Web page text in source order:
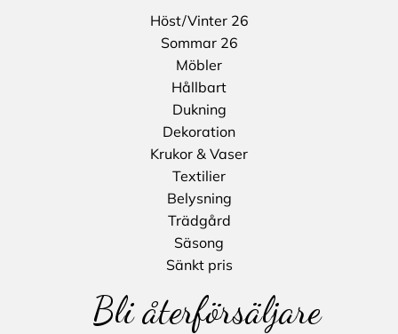
Höst/Vinter 26
Sommar 26
Möbler
Hållbart
Dukning
Dekoration
Krukor & Vaser
Textilier
Belysning
Trädgård
Säsong
Sänkt pris
Bli återförsäljare